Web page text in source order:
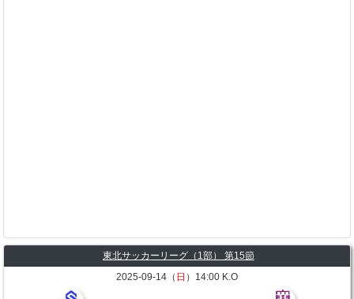
東北サッカーリーグ（1部） 第15節
2025-09-14（ 日 ）14:00 K.O